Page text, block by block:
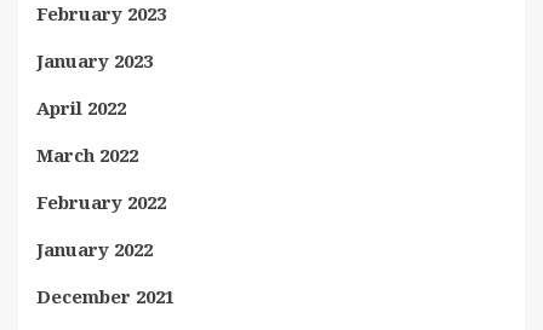
February 2023
January 2023
April 2022
March 2022
February 2022
January 2022
December 2021